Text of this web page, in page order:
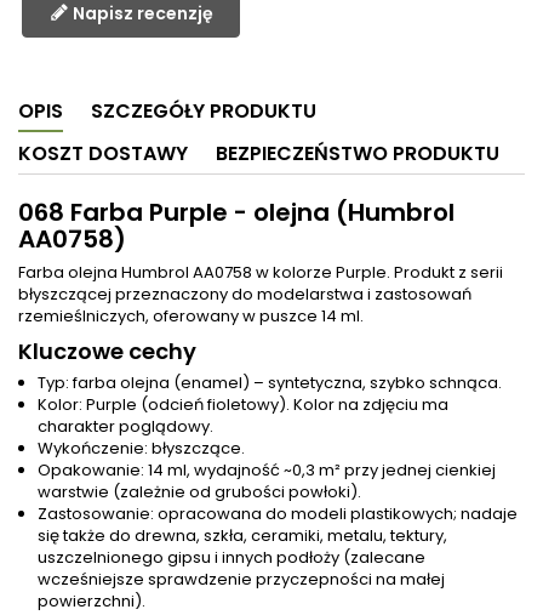
Napisz recenzję
OPIS
SZCZEGÓŁY PRODUKTU
KOSZT DOSTAWY
BEZPIECZEŃSTWO PRODUKTU
068 Farba Purple - olejna (Humbrol
AA0758)
Farba olejna Humbrol AA0758 w kolorze Purple. Produkt z serii
błyszczącej przeznaczony do modelarstwa i zastosowań
rzemieślniczych, oferowany w puszce 14 ml.
Kluczowe cechy
Typ: farba olejna (enamel) – syntetyczna, szybko schnąca.
Kolor: Purple (odcień fioletowy). Kolor na zdjęciu ma
charakter poglądowy.
Wykończenie: błyszczące.
Opakowanie: 14 ml, wydajność ~0,3 m² przy jednej cienkiej
warstwie (zależnie od grubości powłoki).
Zastosowanie: opracowana do modeli plastikowych; nadaje
się także do drewna, szkła, ceramiki, metalu, tektury,
uszczelnionego gipsu i innych podłoży (zalecane
wcześniejsze sprawdzenie przyczepności na małej
powierzchni).